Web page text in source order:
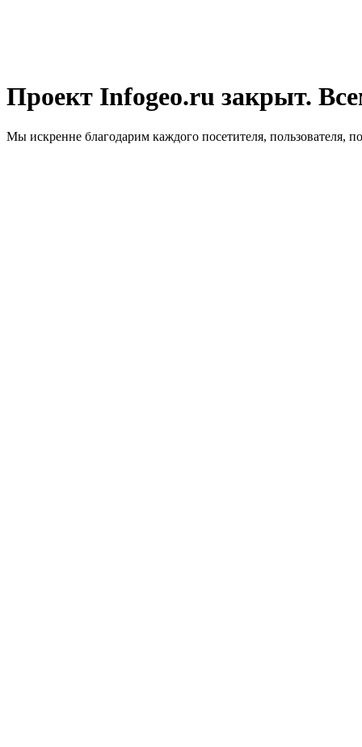
Проект Infogeo.ru закрыт.
Мы искренне благодарим каждого посетителя, пользователя,